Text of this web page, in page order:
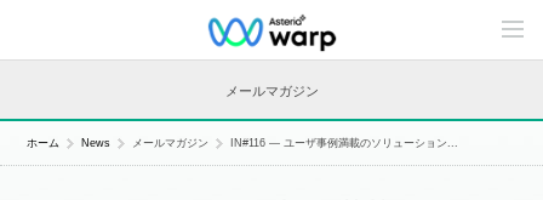
C
n
n
メールマガジン
ホーム News メールマガジン IN#116 — ユーザ事例満載のソリューション...